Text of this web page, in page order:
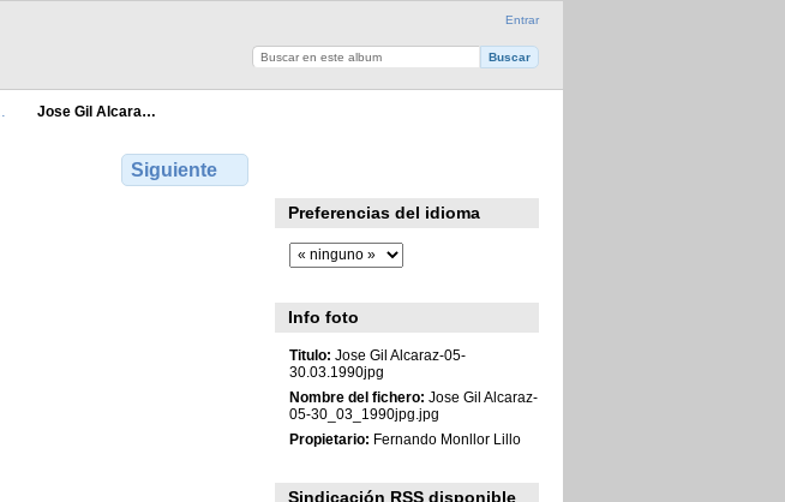
Entrar
Jose Gil Alcara…
Siguiente
Preferencias del idioma
Info foto
Titulo: Jose Gil Alcaraz-05-
30.03.1990jpg
Nombre del fichero: Jose Gil Alcaraz-
05-30_03_1990jpg.jpg
Propietario: Fernando Monllor Lillo
Sindicación RSS disponible